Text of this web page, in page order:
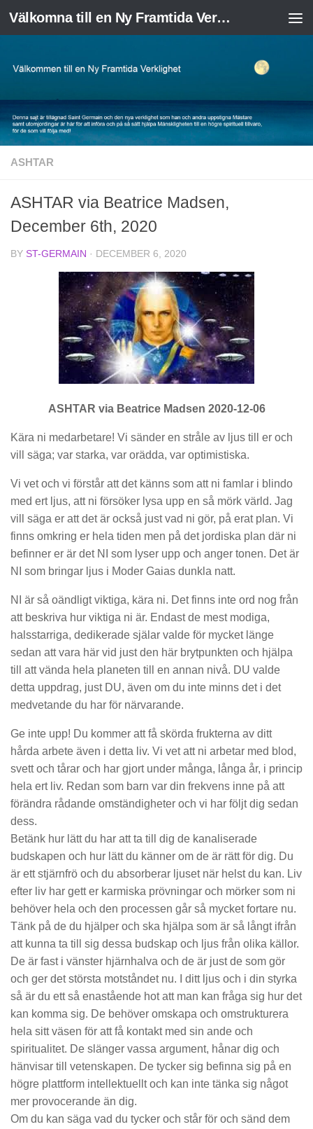
Skip to content Välkomna till en Ny Framtida Verklighet
ASHTAR
ASHTAR via Beatrice Madsen,
December 6th, 2020
BY ST-GERMAIN · DECEMBER 6, 2020
ASHTAR via Beatrice Madsen 2020-12-06
Kära ni medarbetare! Vi sänder en stråle av ljus till er och
vill säga; var starka, var orädda, var optimistiska.
Vi vet och vi förstår att det känns som att ni famlar i blindo
med ert ljus, att ni försöker lysa upp en så mörk värld. Jag
vill säga er att det är också just vad ni gör, på erat plan. Vi
finns omkring er hela tiden men på det jordiska plan där ni
befinner er är det NI som lyser upp och anger tonen. Det är
NI som bringar ljus i Moder Gaias dunkla natt.
NI är så oändligt viktiga, kära ni. Det finns inte ord nog från
att beskriva hur viktiga ni är. Endast de mest modiga,
halsstarriga, dedikerade själar valde för mycket länge
sedan att vara här vid just den här brytpunkten och hjälpa
till att vända hela planeten till en annan nivå. DU valde
detta uppdrag, just DU, även om du inte minns det i det
medvetande du har för närvarande.
Ge inte upp! Du kommer att få skörda frukterna av ditt
hårda arbete även i detta liv. Vi vet att ni arbetar med blod,
svett och tårar och har gjort under många, långa år, i princip
hela ert liv. Redan som barn var din frekvens inne på att
förändra rådande omständigheter och vi har följt dig sedan
dess.
Betänk hur lätt du har att ta till dig de kanaliserade
budskapen och hur lätt du känner om de är rätt för dig. Du
är ett stjärnfrö och du absorberar ljuset när helst du kan. Liv
efter liv har gett er karmiska prövningar och mörker som ni
behöver hela och den processen går så mycket fortare nu.
Tänk på de du hjälper och ska hjälpa som är så långt ifrån
att kunna ta till sig dessa budskap och ljus från olika källor.
De är fast i vänster hjärnhalva och de är just de som gör
och ger det största motståndet nu. I ditt ljus och i din styrka
så är du ett så enastående hot att man kan fråga sig hur det
kan komma sig. De behöver omskapa och omstrukturera
hela sitt väsen för att få kontakt med sin ande och
spiritualitet. De slänger vassa argument, hånar dig och
hänvisar till vetenskapen. De tycker sig befinna sig på en
högre plattform intellektuellt och kan inte tänka sig något
mer provocerande än dig.
Om du kan säga vad du tycker och står för och sänd dem